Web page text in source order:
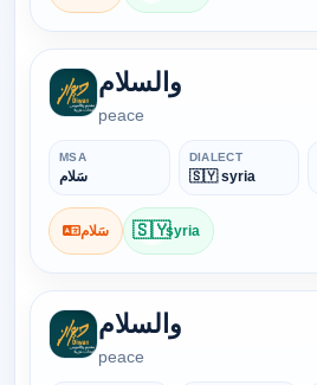
والسلام
peace
MSA
سَلام
DIALECT
🇸🇾 syria
سَلام 🇸🇾syria
والسلام
peace